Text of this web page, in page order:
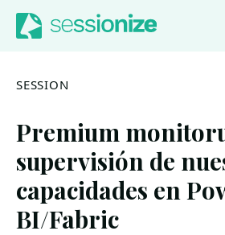
Jump to navigation
Jump to content
SESSION
Premium
supervisión de
capacidades en
BI/Fabric